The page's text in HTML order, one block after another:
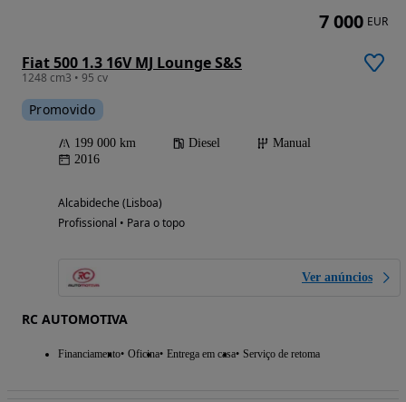
Fiat 500 1.3 16V MJ Lounge S&S
1248 cm3 • 95 cv
Promovido
199 000 km Diesel
Manual
2016
Alcabideche (Lisboa)
Profissional • Para o topo
Ver anúncios
RC AUTOMOTIVA
Financiamento Oficina Entrega em casa Serviço de retoma
7 000 EUR